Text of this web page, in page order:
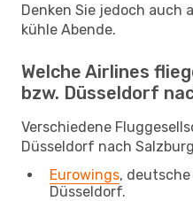
Denken Sie jedoch auch
kühle Abende.
Welche Airlines
bzw. Düsseldorf
Verschiedene
Düsseldorf nach
Eurowings,
Düsseldorf.